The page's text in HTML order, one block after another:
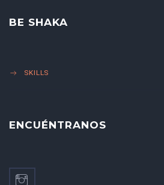
BE SHAKA
SKILLS
ENCUÉNTRANOS